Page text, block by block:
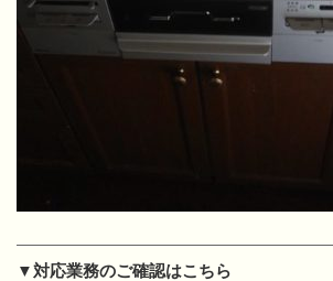
▼対応業務のご確認はこちら